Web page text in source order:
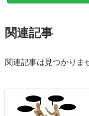
関連記事
関連記事は見つかりま